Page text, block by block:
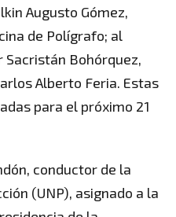
Augusto Gómez,
de Polígrafo; al
Sacristán Bohórquez,
Alberto Feria. Estas
para el próximo 21
conductor de la
(UNP), asignado a la